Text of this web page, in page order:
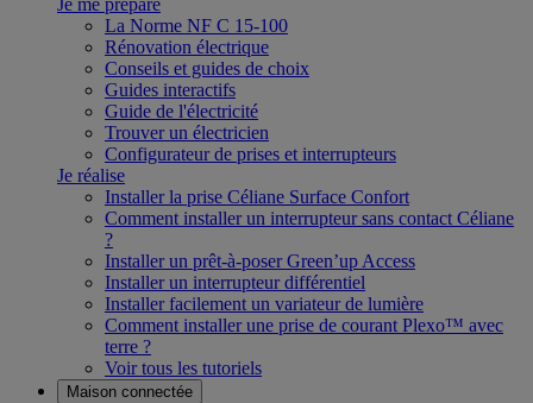
Je me prépare
La Norme NF C 15-100
Rénovation électrique
Conseils et guides de choix
Guides interactifs
Guide de l'électricité
Trouver un électricien
Configurateur de prises et interrupteurs
Je réalise
Installer la prise Céliane Surface Confort
Comment installer un interrupteur sans contact Céliane
?
Installer un prêt-à-poser Green’up Access
Installer un interrupteur différentiel
Installer facilement un variateur de lumière
Comment installer une prise de courant Plexo™ avec
terre ?
Voir tous les tutoriels
Maison connectée